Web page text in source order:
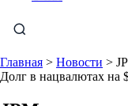
Главная > Новости >
Долг в нацвалютах на